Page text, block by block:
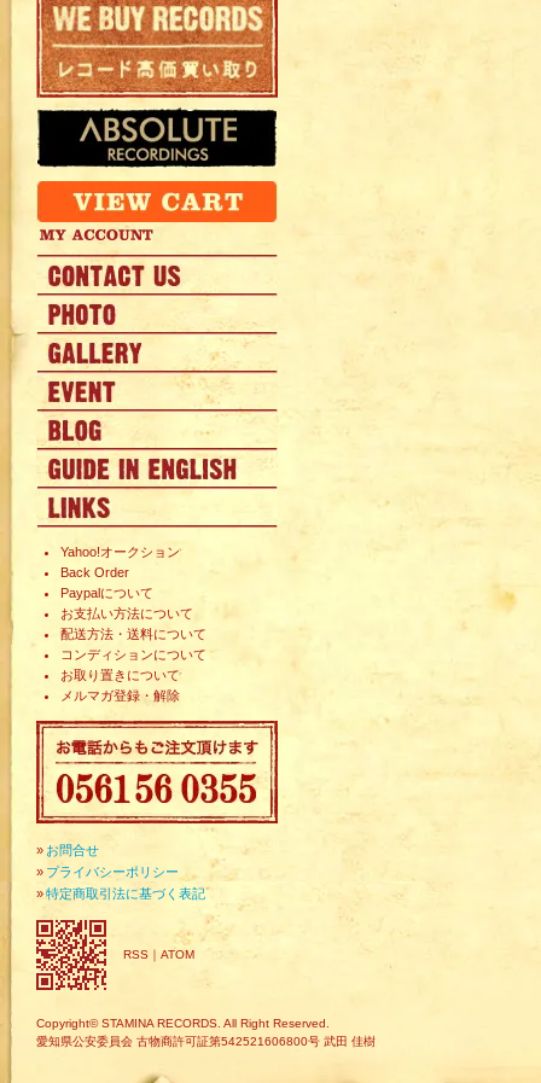
Yahoo!オークション
Back Order
Paypalについて
お支払い方法について
配送方法・送料について
コンディションについて
お取り置きについて
メルマガ登録・解除
» お問合せ
» プライバシーポリシー
»特定商取引法に基づく表記
RSS ｜ ATOM
Copyright© STAMINA RECORDS. All Right Reserved.
愛知県公安委員会 古物商許可証第542521606800号 武田 佳樹